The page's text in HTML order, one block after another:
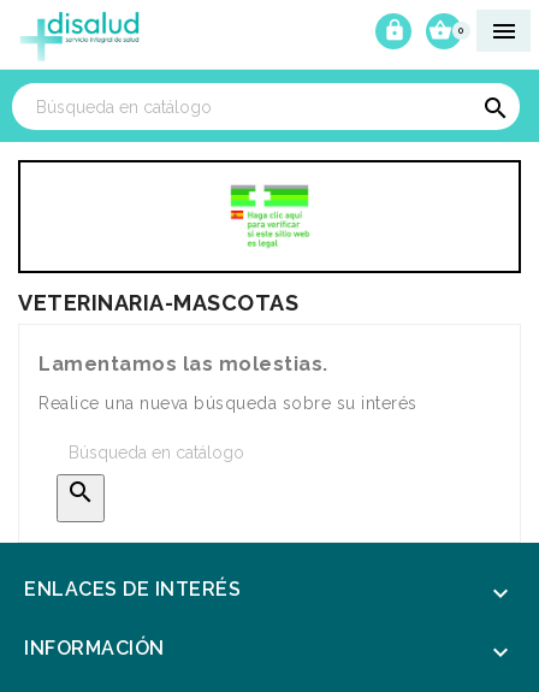

0



VETERINARIA-MASCOTAS
Lamentamos las molestias.
Realice una nueva búsqueda sobre su interés

ENLACES DE INTERÉS 
INFORMACIÓN 